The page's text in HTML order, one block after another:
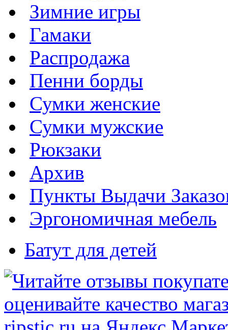
Зимние игры
Гамаки
Распродажа
Пенни борды
Сумки женские
Сумки мужские
Рюкзаки
Архив
Пункты Выдачи
Эргономичная мебель
Батут для детей